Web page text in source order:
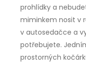
prohlídky a
miminkem nosit v
v autosedačce a
potřebujete.
prostorných